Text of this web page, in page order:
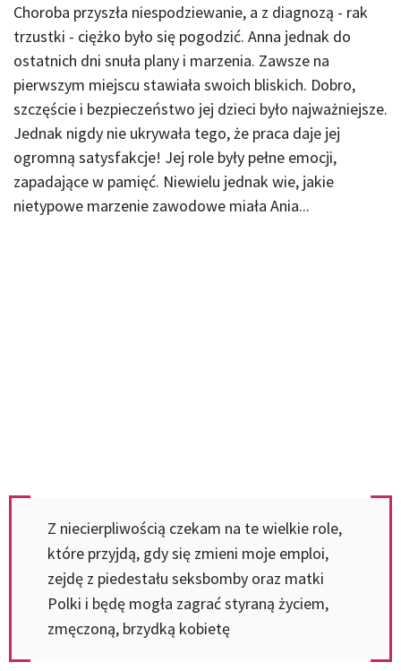
Choroba przyszła niespodziewanie, a z diagnozą - rak
trzustki - ciężko było się pogodzić. Anna jednak do
ostatnich dni snuła plany i marzenia. Zawsze na
pierwszym miejscu stawiała swoich bliskich. Dobro,
szczęście i bezpieczeństwo jej dzieci było najważniejsze.
Jednak nigdy nie ukrywała tego, że praca daje jej
ogromną satysfakcje! Jej role były pełne emocji,
zapadające w pamięć. Niewielu jednak wie, jakie
nietypowe marzenie zawodowe miała Ania...
Z niecierpliwością czekam na te wielkie role,
które przyjdą, gdy się zmieni moje emploi,
zejdę z piedestału seksbomby oraz matki
Polki i będę mogła zagrać styraną życiem,
zmęczoną, brzydką kobietę